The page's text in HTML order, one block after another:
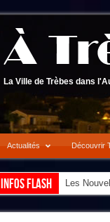
La Ville de Trèbes dans
Actualités Découvrir
Infos flash Les